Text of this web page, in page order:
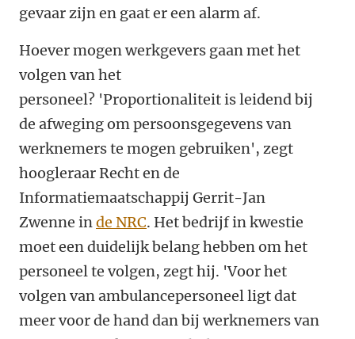
gevaar zijn en gaat er een alarm af.
Hoever mogen werkgevers gaan met het
volgen van het
personeel? 'Proportionaliteit is leidend bij
de afweging om persoonsgegevens van
werknemers te mogen gebruiken', zegt
hoogleraar Recht en de
Informatiemaatschappij Gerrit-Jan
Zwenne inde NRC. Het bedrijf in kwestie
moet een duidelijk belang hebben om het
personeel te volgen, zegt hij. 'Voor het
volgen van ambulancepersoneel ligt dat
meer voor de hand dan bij werknemers van